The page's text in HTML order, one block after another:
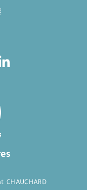
CHAUCHARD